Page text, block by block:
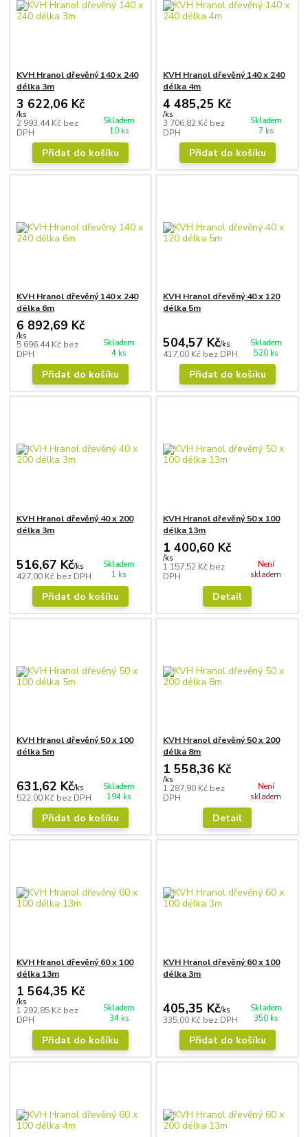
KVH Hranol dřevěný 140 x 240
délka 3m
3 622,06 Kč
/ks
2 993,44 Kč bez
DPH
Skladem
10 ks
Přidat do košíku
KVH Hranol dřevěný 140 x 240
délka 4m
4 485,25 Kč
/ks
3 706,82 Kč bez
DPH
Skladem
7 ks
Přidat do košíku
KVH Hranol dřevěný 140 x 240
délka 6m
6 892,69 Kč
/ks
5 696,44 Kč bez
DPH
Skladem
4 ks
Přidat do košíku
KVH Hranol dřevěný 40 x 120
délka 5m
504,57 Kč/ks
417,00 Kč bez DPH
Skladem
520 ks
Přidat do košíku
KVH Hranol dřevěný 40 x 200
délka 3m
516,67 Kč/ks
427,00 Kč bez DPH
Skladem
1 ks
Přidat do košíku
KVH Hranol dřevěný 50 x 100
délka 13m
1 400,60 Kč
/ks
1 157,52 Kč bez
DPH
Není
skladem
Detail
KVH Hranol dřevěný 50 x 100
délka 5m
631,62 Kč/ks
522,00 Kč bez DPH
Skladem
194 ks
Přidat do košíku
KVH Hranol dřevěný 50 x 200
délka 8m
1 558,36 Kč
/ks
1 287,90 Kč bez
DPH
Není
skladem
Detail
KVH Hranol dřevěný 60 x 100
délka 13m
1 564,35 Kč
/ks
1 292,85 Kč bez
DPH
Skladem
34 ks
Přidat do košíku
KVH Hranol dřevěný 60 x 100
délka 3m
405,35 Kč/ks
335,00 Kč bez DPH
Skladem
350 ks
Přidat do košíku